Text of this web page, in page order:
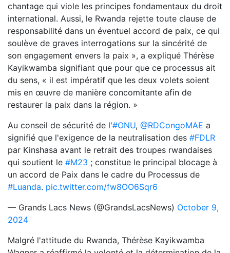
chantage qui viole les principes fondamentaux du droit
international. Aussi, le Rwanda rejette toute clause de
responsabilité dans un éventuel accord de paix, ce qui
soulève de graves interrogations sur la sincérité de
son engagement envers la paix », a expliqué Thérèse
Kayikwamba signifiant que pour que ce processus ait
du sens, « il est impératif que les deux volets soient
mis en œuvre de manière concomitante afin de
restaurer la paix dans la région. »
Au conseil de sécurité de l'#ONU, @RDCongoMAE a
signifié que l'exigence de la neutralisation des #FDLR
par Kinshasa avant le retrait des troupes rwandaises
qui soutient le #M23 ; constitue le principal blocage à
un accord de Paix dans le cadre du Processus de
#Luanda. pic.twitter.com/fw8OO6Sqr6
— Grands Lacs News (@GrandsLacsNews) October 9,
2024
Malgré l'attitude du Rwanda, Thérèse Kayikwamba